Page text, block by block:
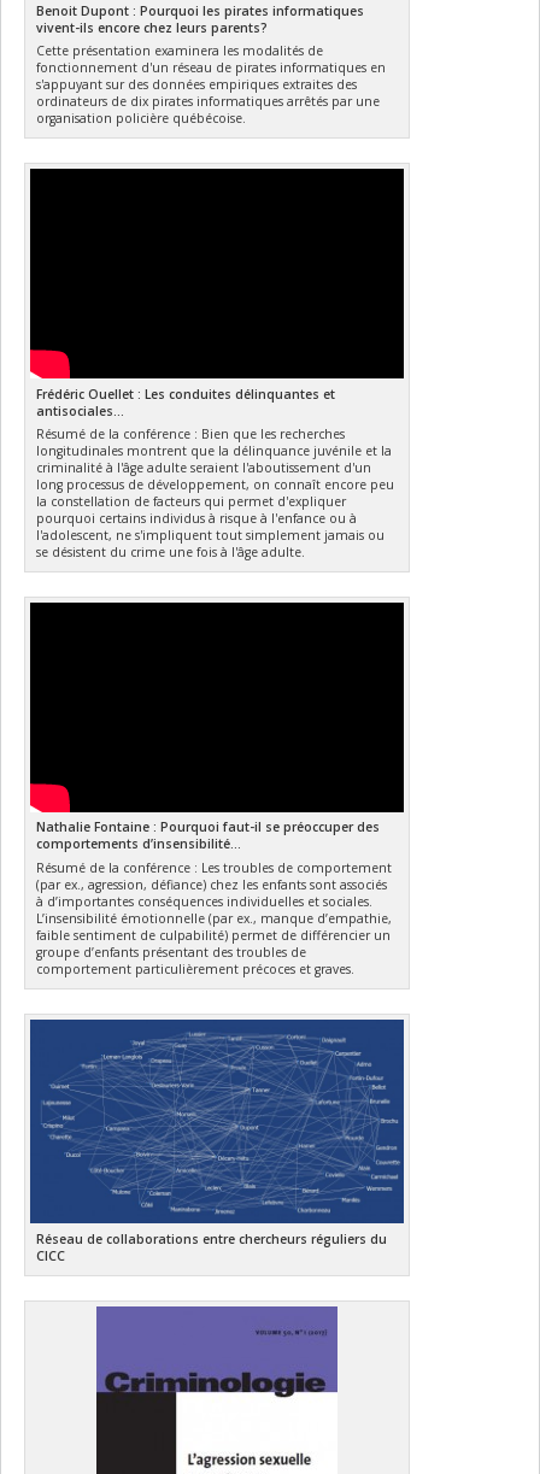
Benoit Dupont : Pourquoi les pirates informatiques
vivent-ils encore chez leurs parents?
Cette présentation examinera les modalités de
fonctionnement d'un réseau de pirates informatiques en
s'appuyant sur des données empiriques extraites des
ordinateurs de dix pirates informatiques arrêtés par une
organisation policière québécoise.
Frédéric Ouellet : Les conduites délinquantes et
antisociales...
Résumé de la conférence : Bien que les recherches
longitudinales montrent que la délinquance juvénile et la
criminalité à l'âge adulte seraient l'aboutissement d'un
long processus de développement, on connaît encore peu
la constellation de facteurs qui permet d'expliquer
pourquoi certains individus à risque à l'enfance ou à
l'adolescent, ne s'impliquent tout simplement jamais ou
se désistent du crime une fois à l'âge adulte.
Nathalie Fontaine : Pourquoi faut-il se préoccuper des
comportements d’insensibilité...
Résumé de la conférence : Les troubles de comportement
(par ex., agression, défiance) chez les enfants sont associés
à d’importantes conséquences individuelles et sociales.
L’insensibilité émotionnelle (par ex., manque d’empathie,
faible sentiment de culpabilité) permet de différencier un
groupe d’enfants présentant des troubles de
comportement particulièrement précoces et graves.
Réseau de collaborations entre chercheurs réguliers du
CICC